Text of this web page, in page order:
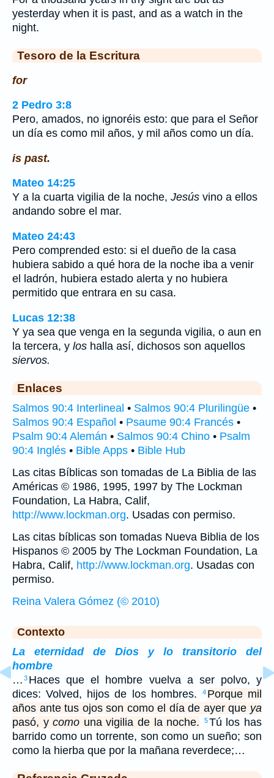
yesterday when it is past, and as a watch in the
night.
Tesoro de la Escritura
for
2 Pedro 3:8
Pero, amados, no ignoréis esto: que para el Señor
un día es como mil años, y mil años como un día.
is past.
Mateo 14:25
Y a la cuarta vigilia de la noche, Jesús vino a ellos
andando sobre el mar.
Mateo 24:43
Pero comprended esto: si el dueño de la casa
hubiera sabido a qué hora de la noche iba a venir
el ladrón, hubiera estado alerta y no hubiera
permitido que entrara en su casa.
Lucas 12:38
Y ya sea que venga en la segunda vigilia, o aun en
la tercera, y los halla así, dichosos son aquellos
siervos.
Enlaces
Salmos 90:4 Interlineal • Salmos 90:4 Plurilingüe •
Salmos 90:4 Español • Psaume 90:4 Francés •
Psalm 90:4 Alemán • Salmos 90:4 Chino • Psalm
90:4 Inglés • Bible Apps • Bible Hub
Las citas Bíblicas son tomadas de La Biblia de las
Américas © 1986, 1995, 1997 by The Lockman
Foundation, La Habra, Calif,
http://www.lockman.org. Usadas con permiso.
Las citas bíblicas son tomadas Nueva Biblia de los
Hispanos © 2005 by The Lockman Foundation, La
Habra, Calif, http://www.lockman.org. Usadas con
permiso.
Reina Valera Gómez (© 2010)
Contexto
La eternidad de Dios y lo transitorio del
hombre
… 3 Haces que el hombre vuelva a ser polvo, y
dices: Volved, hijos de los hombres.
4 Porque mil
años ante tus ojos son como el día de ayer que ya
pasó, ycomo una vigilia de la noche. 5Tú los has
barrido como un torrente, son como un sueño; son
como la hierba que por la mañana reverdece;…